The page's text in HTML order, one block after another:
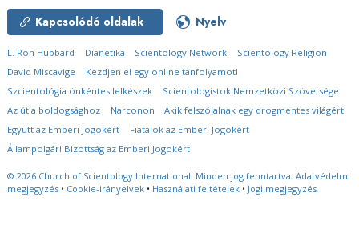
Kapcsolódó oldalak Nyelv
L. Ron Hubbard Dianetika Scientology Network
Scientology Religion
David Miscavige
Kezdjen el egy online tanfolyamot!
Szcientológia önkéntes lelkészek
Scientologistok Nemzetközi Szövetsége
Az út a boldogsághoz
Narconon
Akik felszólalnak egy drogmentes világért
Együtt az Emberi Jogokért
Fiatalok az Emberi Jogokért
Állampolgári Bizottság az Emberi Jogokért
© 2026 Church of Scientology International. Minden jog fenntartva. Adatvédelmi
megjegyzés • Cookie-irányelvek • Használati feltételek • Jogi megjegyzés